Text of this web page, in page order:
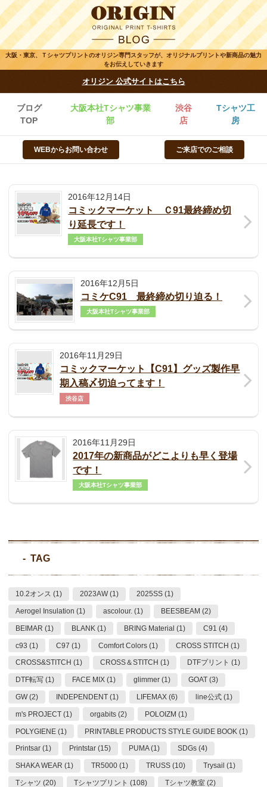
大阪・東京、Ｔシャツプリントのオリジン専門スタッフが、オリジナルプリントや新商品の魅力
をお伝えしていきます
オリジン 公式サイトはこちら
ブログ
TOP
大阪本社Tシャツ事業
部
渋谷
店
Tシャツ工
房
WEBからお問い合わせ ご来店でのご相談
2016年12月14日
コミックマーケット Ｃ91最終締め切
り延長です！
大阪本社Tシャツ事業部
2016年12月5日
コミケC91 最終締め切り迫る！
大阪本社Tシャツ事業部
2016年11月29日
コミックマーケット【C91】グッズ製作早
期入稿〆切迫ってます！
渋谷店
2016年11月29日
2017年の新商品がどこよりも早く登場
です！
大阪本社Tシャツ事業部
TAG
10.2オンス (1) 2023AW (1) 2025SS (1)
Aerogel Insulation (1) ascolour. (1) BEESBEAM (2)
BEIMAR (1) BLANK (1) BRING Material (1) C91 (4)
c93 (1) C97 (1) Comfort Colors (1) CROSS STITCH (1)
CROSS&STITCH (1) CROSS＆STITCH (1) DTFプリント (1)
DTF転写 (1) FACE MIX (1) glimmer (1) GOAT (3)
GW (2) INDEPENDENT (1) LIFEMAX (6) line公式 (1)
m's PROJECT (1) orgabits (2) POLOIZM (1)
POLYGIENE (1) PRINTABLE PRODUCTS STYLE GUIDE BOOK (1)
Printsar (1) Printstar (15) PUMA (1) SDGs (4)
SHAKA WEAR (1) TR5000 (1) TRUSS (10) Trysail (1)
Tシャツ (20) Tシャツプリント (108) Tシャツ教室 (2)